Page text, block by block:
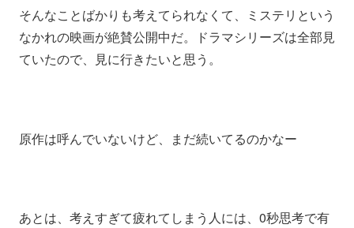
そんなことばかりも考えてられなくて、ミステリという
なかれの映画が絶賛公開中だ。ドラマシリーズは全部見
ていたので、見に行きたいと思う。
原作は呼んでいないけど、まだ続いてるのかなー
あとは、考えすぎて疲れてしまう人には、0秒思考で有